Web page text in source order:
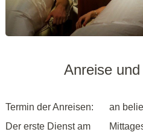
Anreise
Termin der Anreisen:
an
Der erste Dienst am